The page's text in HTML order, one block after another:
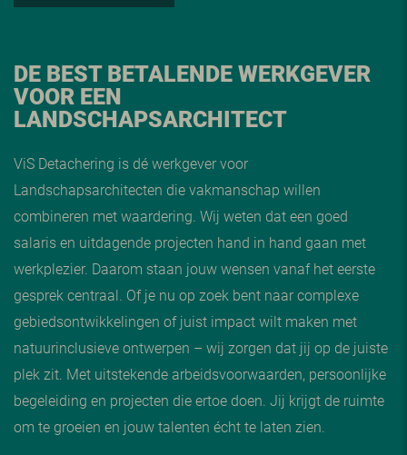
DE BEST BETALENDE WERKGEVER
VOOR EEN
LANDSCHAPSARCHITECT
ViS Detachering is dé werkgever voor
Landschapsarchitecten die vakmanschap willen
combineren met waardering. Wij weten dat een goed
salaris en uitdagende projecten hand in hand gaan met
werkplezier. Daarom staan jouw wensen vanaf het eerste
gesprek centraal. Of je nu op zoek bent naar complexe
gebiedsontwikkelingen of juist impact wilt maken met
natuurinclusieve ontwerpen – wij zorgen dat jij op de juiste
plek zit. Met uitstekende arbeidsvoorwaarden, persoonlijke
begeleiding en projecten die ertoe doen. Jij krijgt de ruimte
om te groeien en jouw talenten écht te laten zien.